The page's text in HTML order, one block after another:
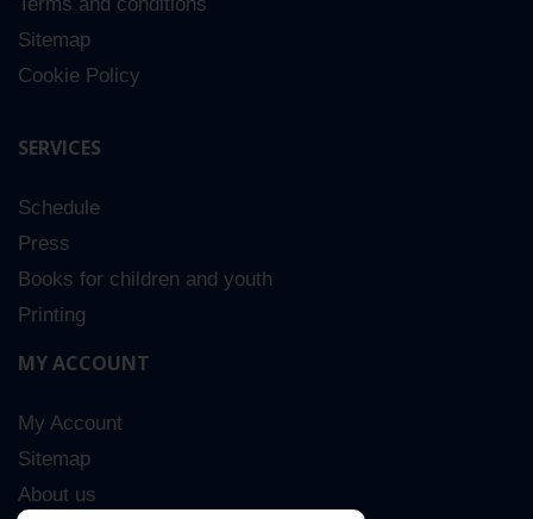
Terms and conditions
Sitemap
Cookie Policy
SERVICES
Schedule
Press
Books for children and youth
Printing
MY ACCOUNT
My Account
Sitemap
About us